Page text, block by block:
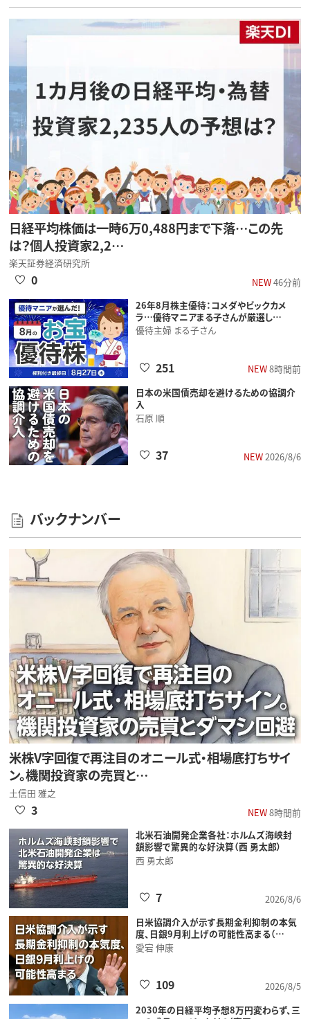
日経平均株価は一時6万0,488円まで下落…この先
は？個人投資家2,2…
楽天証券経済研究所
NEW46分前
0
26年8月株主優待：コメダやビックカメ
ラ…優待マニアまる子さんが厳選し…
優待主婦 まる子さん
NEW8時間前
251
日本の米国債売却を避けるための協調介
入
石原 順
NEW2026/8/6
37
バックナンバー
米株V字回復で再注目のオニール式・相場底打ちサイ
ン。機関投資家の売買と…
土信田 雅之
NEW8時間前
3
北米石油開発企業各社：ホルムズ海峡封
鎖影響で驚異的な好決算（西 勇太郎）
西 勇太郎
2026/8/6
7
日米協調介入が示す長期金利抑制の本気
度、日銀9月利上げの可能性高まる（…
愛宕 伸康
2026/8/5
109
2030年の日経平均予想8万円変わらず、三